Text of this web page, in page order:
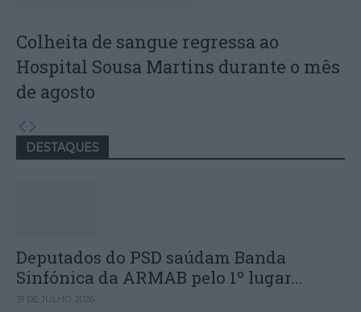
Colheita de sangue regressa ao
Hospital Sousa Martins durante o mês
de agosto
DESTAQUES
Deputados do PSD saúdam Banda
Sinfónica da ARMAB pelo 1º lugar...
31 DE JULHO, 2026